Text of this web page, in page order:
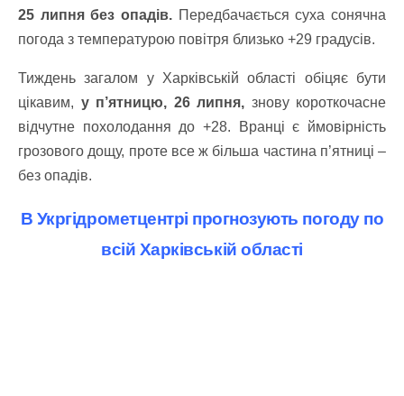
25 липня без опадів. Передбачається суха сонячна
погода з температурою повітря близько +29 градусів.
Тиждень загалом у Харківській області обіцяє бути
цікавим, у п’ятницю, 26 липня, знову короткочасне
відчутне похолодання до +28. Вранці є ймовірність
грозового дощу, проте все ж більша частина п’ятниці –
без опадів.
В Укргідрометцентрі прогнозують погоду по
всій Харківській області